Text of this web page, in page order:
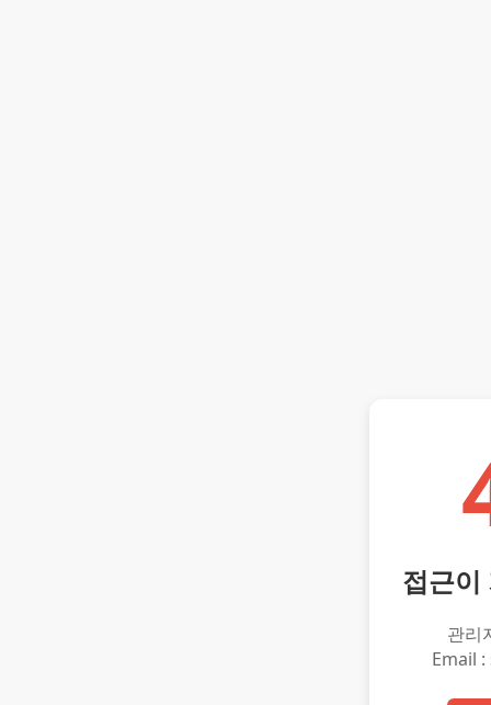
접근이
관리
Email